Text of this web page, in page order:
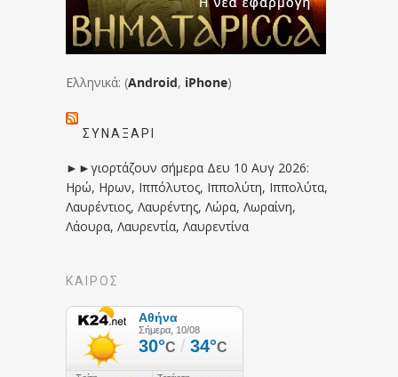
Ελληνικά: (Android, iPhone)
ΣΥΝΑΞΆΡΙ
►►γιορτάζουν σήμερα Δευ 10 Αυγ 2026:
Ηρώ, Ηρων, Ιππόλυτος, Ιππολύτη, Ιππολύτα,
Λαυρέντιος, Λαυρέντης, Λώρα, Λωραίνη,
Λάουρα, Λαυρεντία, Λαυρεντίνα
ΚΑΙΡΟΣ